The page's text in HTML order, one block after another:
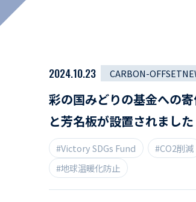
活動レポート
2024.10.23 CARBON-
彩の国みどりの基金への
と芳名板が設置されました
#Victory SDGs Fund #CO2削減
#地球温暖化防止